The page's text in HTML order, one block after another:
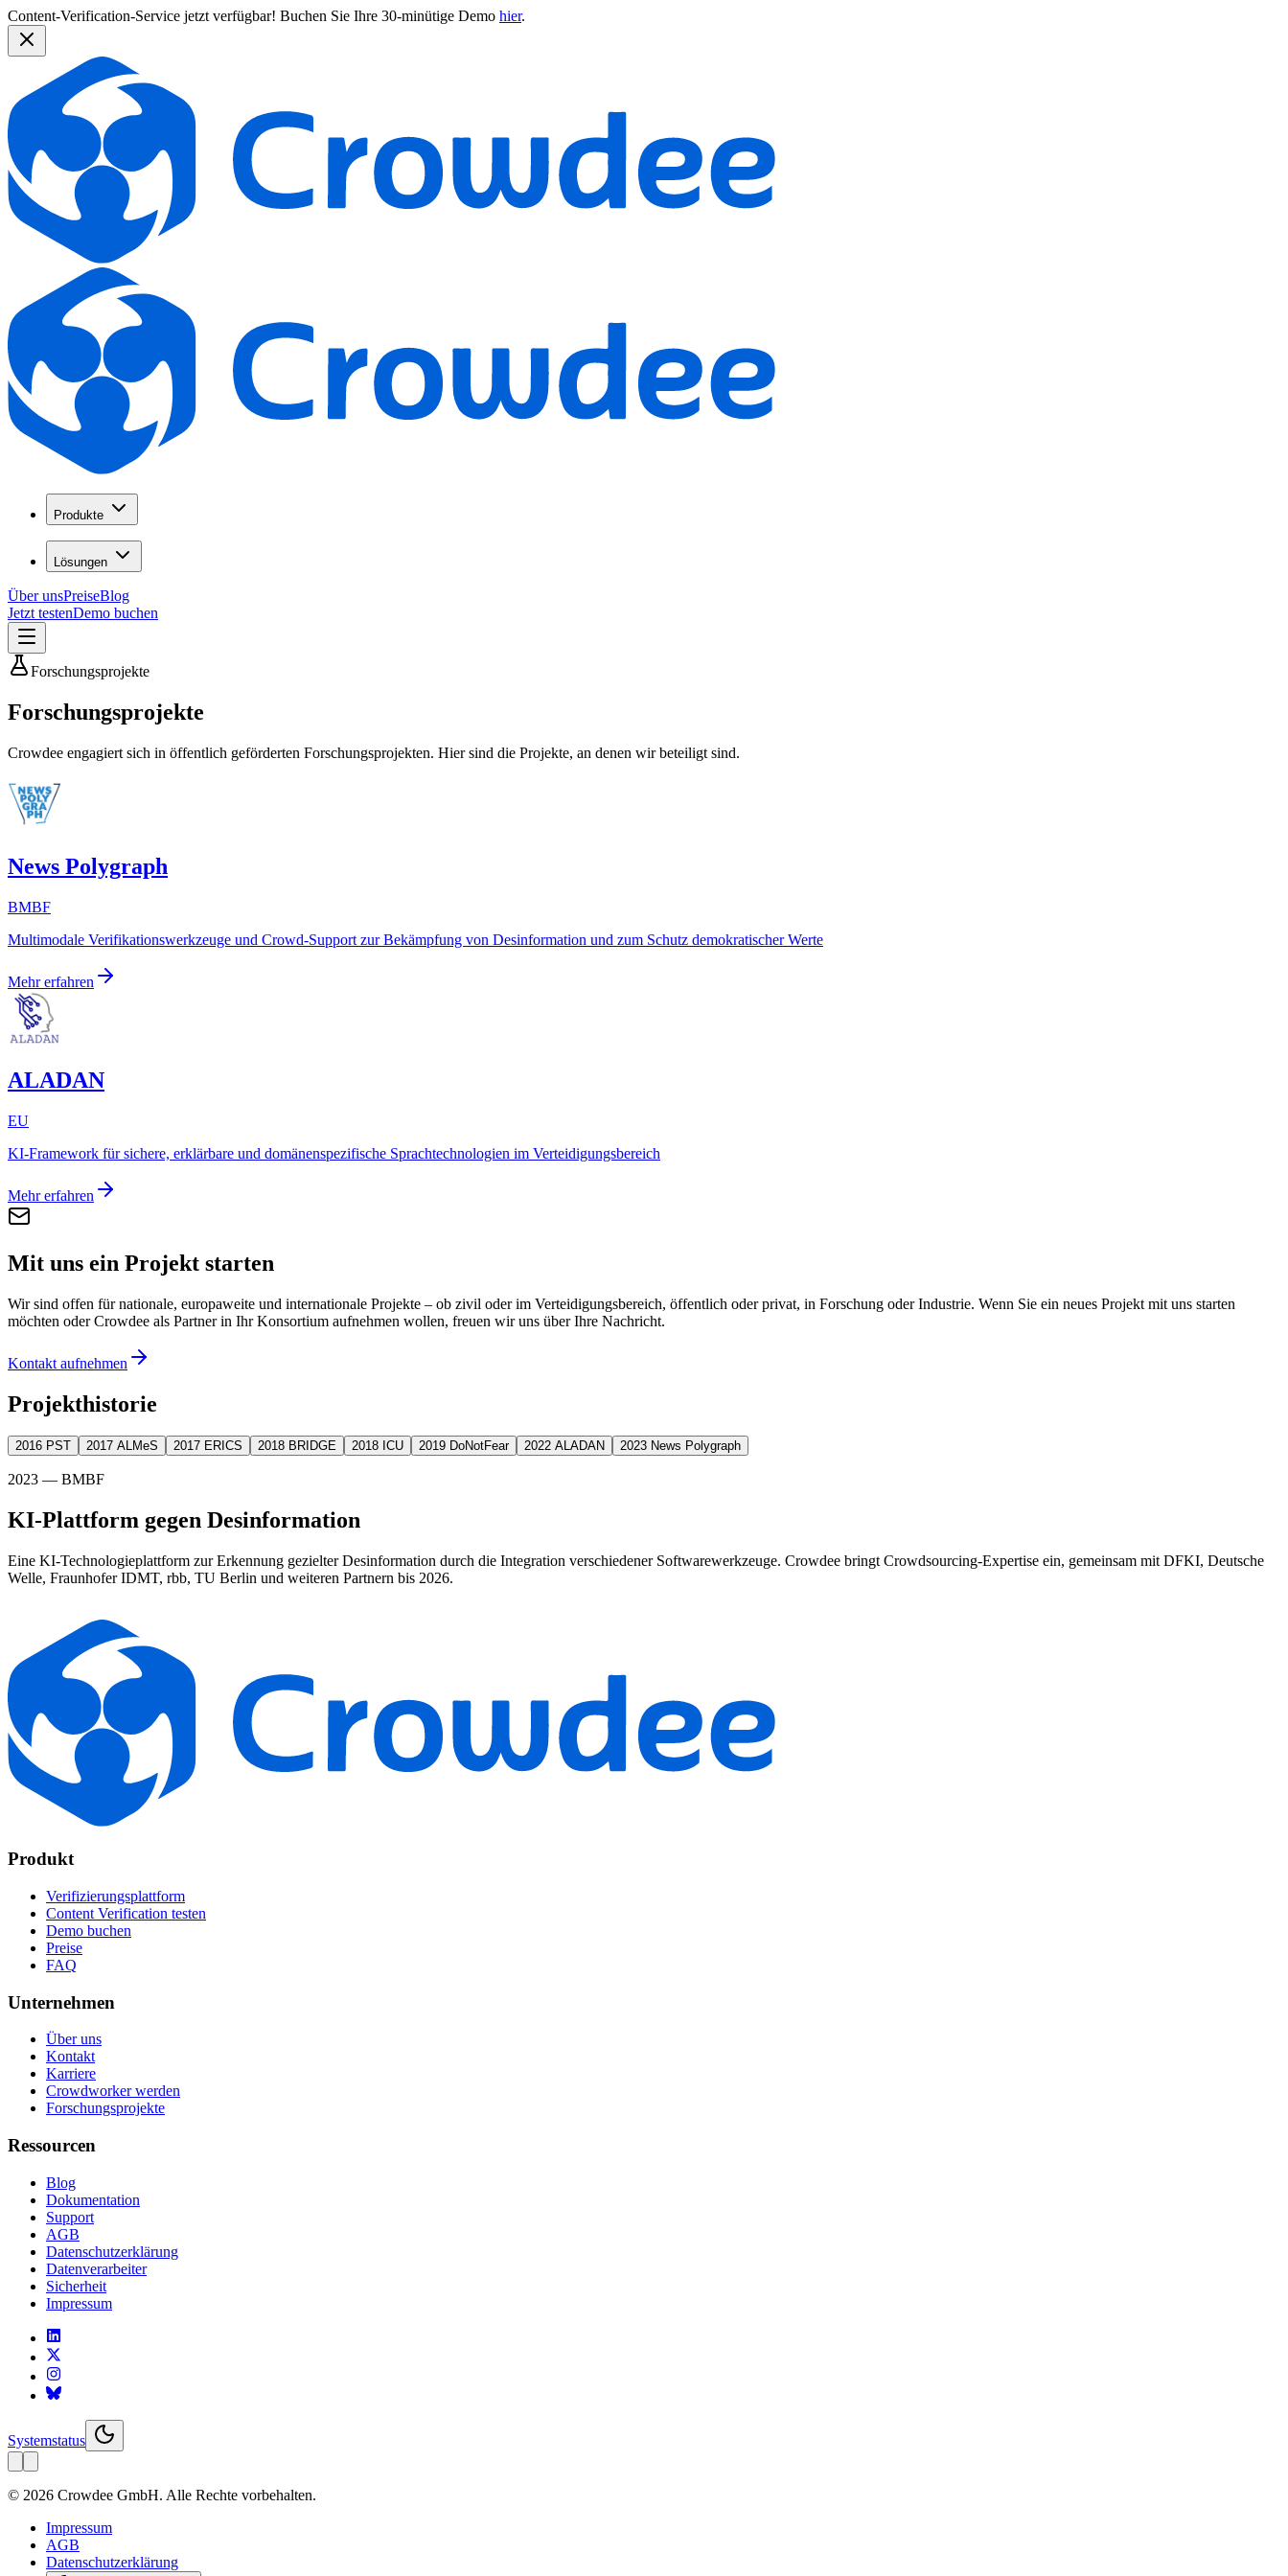
Content-Verification-Service jetzt verfügbar! Buchen Sie Ihre 30-minütige Demo hier.
Produkte
Lösungen
Über unsPreiseBlog
Jetzt testenDemo buchen
Forschungsprojekte
Forschungsprojekte
Crowdee engagiert sich in öffentlich geförderten Forschungsprojekten. Hier sind die Projekte, an denen wir beteiligt sind.
News Polygraph
BMBF
Multimodale Verifikationswerkzeuge und Crowd-Support zur Bekämpfung von Desinformation und zum Schutz demokratischer Werte
Mehr erfahren
ALADAN
EU
KI-Framework für sichere, erklärbare und domänenspezifische Sprachtechnologien im Verteidigungsbereich
Mehr erfahren
Mit uns ein Projekt starten
Wir sind offen für nationale, europaweite und internationale Projekte – ob zivil oder im Verteidigungsbereich, öffentlich oder privat, in Forschung oder Industrie. Wenn Sie ein neues Projekt mit uns starten
möchten oder Crowdee als Partner in Ihr Konsortium aufnehmen wollen, freuen wir uns über Ihre Nachricht.
Kontakt aufnehmen
Projekthistorie
2016 PST 2017 ALMeS 2017 ERICS 2018 BRIDGE 2018 ICU 2019 DoNotFear 2022 ALADAN 2023 News Polygraph
2023 — BMBF
KI-Plattform gegen Desinformation
Eine KI-Technologieplattform zur Erkennung gezielter Desinformation durch die Integration verschiedener Softwarewerkzeuge. Crowdee bringt Crowdsourcing-Expertise ein, gemeinsam mit DFKI, Deutsche
Welle, Fraunhofer IDMT, rbb, TU Berlin und weiteren Partnern bis 2026.
KI-generiert
Produkt
Verifizierungsplattform
Content Verification testen
Demo buchen
Preise
FAQ
Unternehmen
Über uns
Kontakt
Karriere
Crowdworker werden
Forschungsprojekte
Ressourcen
Blog
Dokumentation
Support
AGB
Datenschutzerklärung
Datenverarbeiter
Sicherheit
Impressum
Systemstatus
© 2026 Crowdee GmbH. Alle Rechte vorbehalten.
Impressum
AGB
Datenschutzerklärung